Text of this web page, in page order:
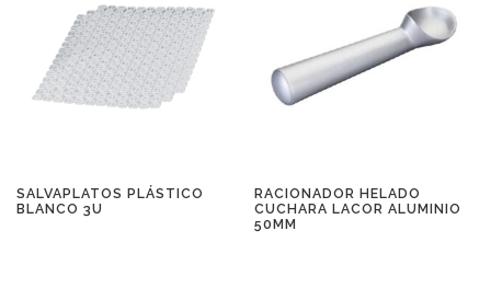
SALVAPLATOS PLÁSTICO
BLANCO 3U
RACIONADOR HELADO
CUCHARA LACOR ALUMINIO
50MM